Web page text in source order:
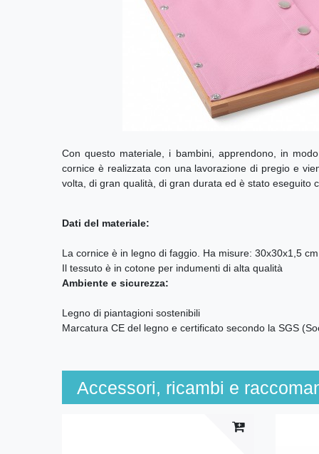
Con questo materiale, i bambini, apprendono, in
cornice è realizzata con una lavorazione di pregio e
volta, di gran qualità, di gran durata ed è stato eseguito
Dati del materiale:
La cornice è in legno di faggio. Ha misure: 30x30x1,5
Il tessuto è in cotone per indumenti di alta qualità
Ambiente e sicurezza:
Legno di piantagioni sostenibili
Marcatura CE del legno e certificato secondo la SGS
Accessori, ricambi e